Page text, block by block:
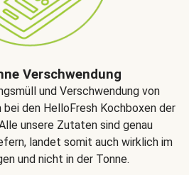
Verschwendung
und Verschwendung von
den HelloFresh Kochboxen der
unsere Zutaten sind genau
landet somit auch wirklich im
und nicht in der Tonne.